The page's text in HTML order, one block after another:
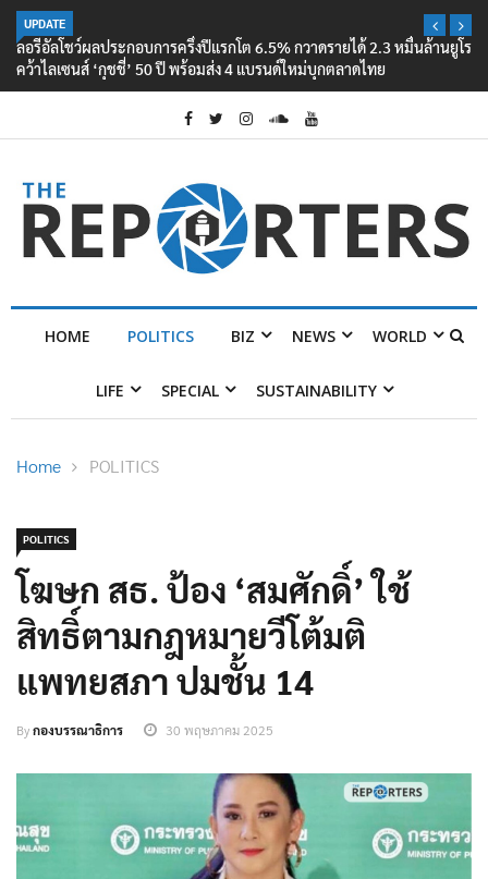
UPDATE
ลอรีอัลโชว์ผลประกอบการครึ่งปีแรกโต 6.5% กวาดรายได้ 2.3 หมื่นล้านยูโร
คว้าไลเซนส์ ‘กุชชี่’ 50 ปี พร้อมส่ง 4 แบรนด์ใหม่บุกตลาดไทย
HOME POLITICS BIZ NEWS WORLD
LIFE SPECIAL SUSTAINABILITY
Home POLITICS
POLITICS
โฆษก สธ. ป้อง ‘สมศักดิ์’ ใช้
สิทธิ์ตามกฎหมายวีโต้มติ
แพทยสภา ปมชั้น 14
Byกองบรรณาธิการ 30 พฤษภาคม 2025